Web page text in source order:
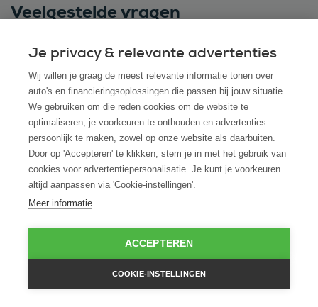
Veelgestelde vragen
Kan ik ook een Suzuki leasen via ROS finance
als ik hem bij een andere dealer heb
gevonden?
Hoe snel kan ik beschikken over mijn Suzuki
na akkoord op de leaseaanvraag?
Is financial lease ook mogelijk voor startende
ondernemers zonder jaarcijfers?
Wat gebeurt er aan het einde van de
leaseperiode met de Suzuki?
Je privacy & relevante advertenties
Wij willen je graag de meest relevante informatie tonen over
auto's en financieringsoplossingen die passen bij jouw situatie.
We gebruiken om die reden cookies om de website te
optimaliseren, je voorkeuren te onthouden en advertenties
persoonlijk te maken, zowel op onze website als daarbuiten.
Door op 'Accepteren' te klikken, stem je in met het gebruik van
cookies voor advertentiepersonalisatie. Je kunt je voorkeuren
altijd aanpassen via 'Cookie-instellingen'.
Meer informatie
ACCEPTEREN
COOKIE-INSTELLINGEN